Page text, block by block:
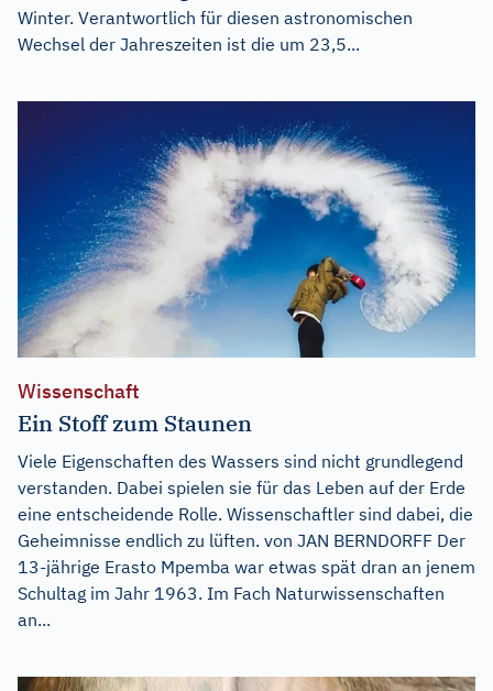
Winter. Verantwortlich für diesen astronomischen
Wechsel der Jahreszeiten ist die um 23,5...
Wissenschaft
Ein Stoff zum Staunen
Viele Eigenschaften des Wassers sind nicht grundlegend
verstanden. Dabei spielen sie für das Leben auf der Erde
eine entscheidende Rolle. Wissenschaftler sind dabei, die
Geheimnisse endlich zu lüften. von JAN BERNDORFF Der
13-jährige Erasto Mpemba war etwas spät dran an jenem
Schultag im Jahr 1963. Im Fach Naturwissenschaften
an...